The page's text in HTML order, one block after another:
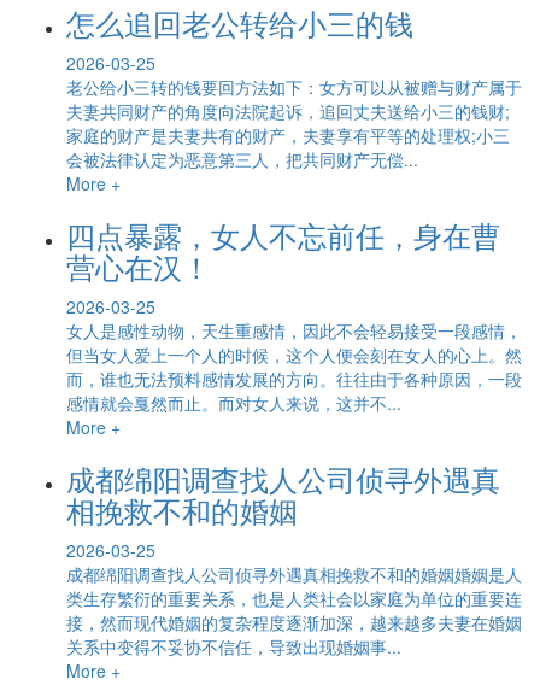
怎么追回老公转给小三的钱
2026-03-25
老公给小三转的钱要回方法如下：女方可以从被赠与财产属于
夫妻共同财产的角度向法院起诉，追回丈夫送给小三的钱财;
家庭的财产是夫妻共有的财产，夫妻享有平等的处理权;小三
会被法律认定为恶意第三人，把共同财产无偿...
More +
四点暴露，女人不忘前任，身在曹
营心在汉！
2026-03-25
女人是感性动物，天生重感情，因此不会轻易接受一段感情，
但当女人爱上一个人的时候，这个人便会刻在女人的心上。然
而，谁也无法预料感情发展的方向。往往由于各种原因，一段
感情就会戛然而止。而对女人来说，这并不...
More +
成都绵阳调查找人公司侦寻外遇真
相挽救不和的婚姻
2026-03-25
成都绵阳调查找人公司侦寻外遇真相挽救不和的婚姻婚姻是人
类生存繁衍的重要关系，也是人类社会以家庭为单位的重要连
接，然而现代婚姻的复杂程度逐渐加深，越来越多夫妻在婚姻
关系中变得不妥协不信任，导致出现婚姻事...
More +